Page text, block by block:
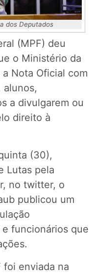
dos Deputados
(MPF) deu
o Ministério da
Nota Oficial com
alunos,
a divulgarem ou
direito à
(30),
Lutas pela
no twitter, o
publicou um
funcionários que
foi enviada na